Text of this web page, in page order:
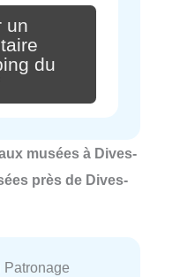
un
du
musées à Dives-
près de Dives-
Patronage